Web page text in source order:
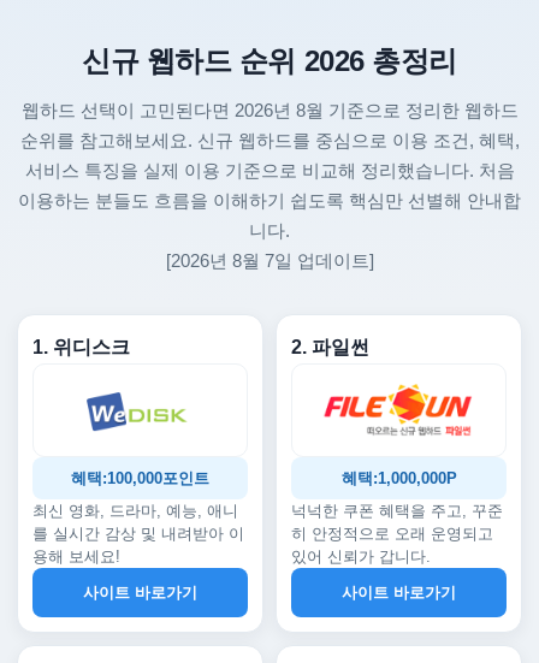
신규 웹하드 순위 2026 총정리
웹하드 선택이 고민된다면 2026년 8월 기준으로 정리한 웹하드
순위를 참고해보세요. 신규 웹하드를 중심으로 이용 조건, 혜택,
서비스 특징을 실제 이용 기준으로 비교해 정리했습니다. 처음
이용하는 분들도 흐름을 이해하기 쉽도록 핵심만 선별해 안내합
니다.
[2026년 8월 7일 업데이트]
1. 위디스크
혜택:100,000포인트
최신 영화, 드라마, 예능, 애니
를 실시간 감상 및 내려받아 이
용해 보세요!
사이트 바로가기
2. 파일썬
혜택:1,000,000P
넉넉한 쿠폰 혜택을 주고, 꾸준
히 안정적으로 오래 운영되고
있어 신뢰가 갑니다.
사이트 바로가기